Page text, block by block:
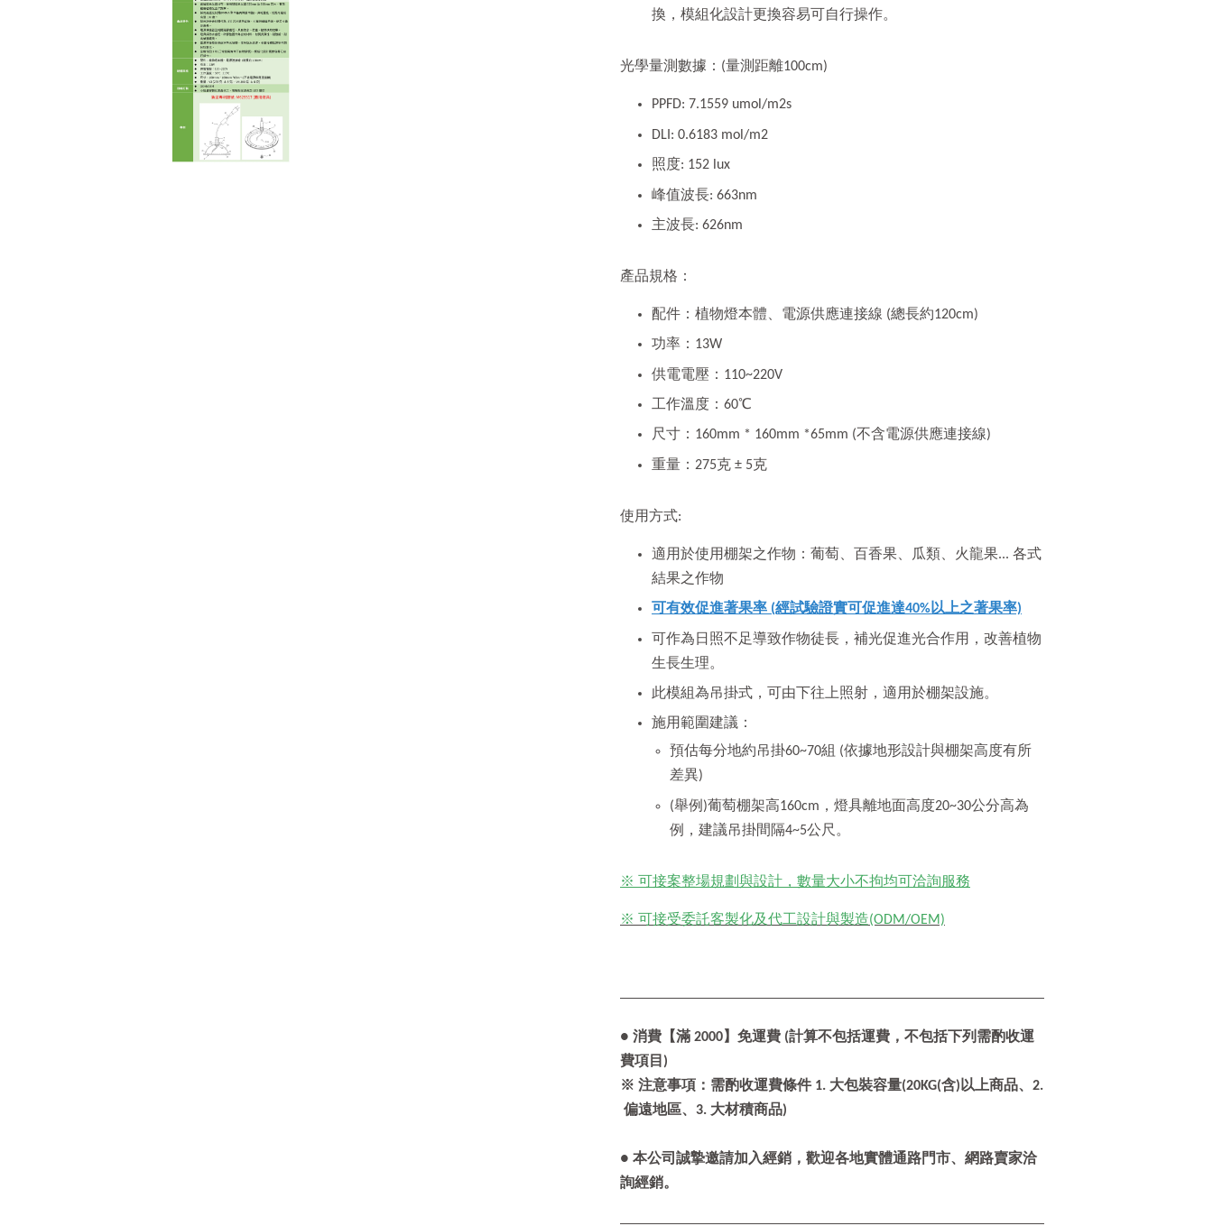
換，模組化設計更換容易可自行操作。
光學量測數據：(量測距離100cm)
PPFD: 7.1559 umol/m2s
DLI: 0.6183 mol/m2
照度: 152 lux
峰值波長: 663nm
主波長: 626nm
產品規格：
配件：植物燈本體、電源供應連接線 (總長約120cm)
功率：13W
供電電壓：110~220V
工作溫度：60℃
尺寸：160mm * 160mm *65mm (不含電源供應連接線)
重量：275克 ± 5克
使用方式:
適用於使用棚架之作物：葡萄、百香果、瓜類、火龍果... 各式
結果之作物
可有效促進著果率 (經試驗證實可促進達40%以上之著果率)
可作為日照不足導致作物徒長，補光促進光合作用，改善植物
生長生理。
此模組為吊掛式，可由下往上照射，適用於棚架設施。
施用範圍建議：
預估每分地約吊掛60~70組 (依據地形設計與棚架高度有所
差異)
(舉例)葡萄棚架高160cm，燈具離地面高度20~30公分高為
例，建議吊掛間隔4~5公尺。
※ 可接案整場規劃與設計，數量大小不拘均可洽詢服務
※ 可接受委託客製化及代工設計與製造(ODM/OEM)
● 消費【滿 2000】免運費 (計算不包括運費，不包括下列需酌收運
費項目)
※ 注意事項：需酌收運費條件 1. 大包裝容量(20KG(含)以上商品、2.
偏遠地區、3. 大材積商品)
● 本公司誠摯邀請加入經銷，歡迎各地實體通路門市、網路賣家洽
詢經銷。